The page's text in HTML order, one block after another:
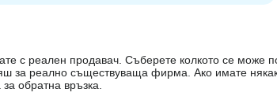
с реален продавач. Съберете колкото се може
за реално съществуваща фирма. Ако имате
обратна връзка.